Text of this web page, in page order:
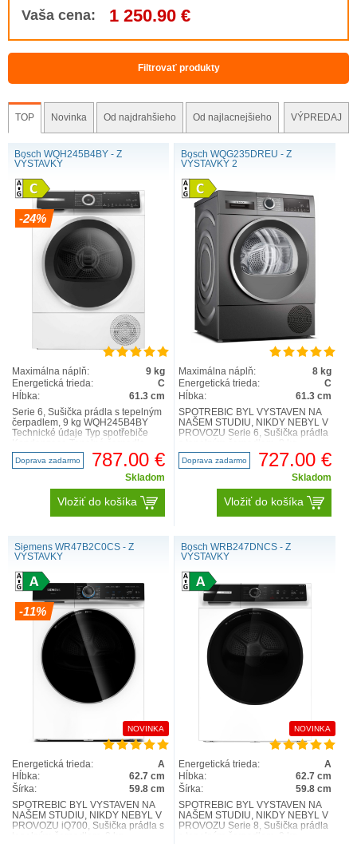
Vaša cena: 1 250.90 €
Filtrovať produkty
TOP Novinka Od najdrahšieho Od najlacnejšieho VÝPREDAJ
Bosch WQH245B4BY - Z
VÝSTAVKY
-24%
Maximálna náplň:
9 kg
Energetická trieda:
C
Hĺbka:
61.3 cm
Serie 6, Sušička prádla s tepelným
čerpadlem, 9 kg WQH245B4BY
Technické údaje Typ spotřebiče
Ano. Maximální kapa..
Doprava zadarmo 787.00 €
Skladom
Vložiť do košíka
Bosch WQG235DREU - Z
VÝSTAVKY 2
Maximálna náplň:
8 kg
Energetická trieda:
C
Hĺbka:
61.3 cm
SPOTŘEBIČ BYL VYSTAVEN NA
NAŠEM STUDIU, NIKDY NEBYL V
PROVOZU Serie 6, Sušička prádla
WQG235DREU Výkon a spotřeba ..
Doprava zadarmo 727.00 €
Skladom
Vložiť do košíka
Siemens WR47B2C0CS - Z
VÝSTAVKY
-11%
NOVINKA
Energetická trieda:
A
Hĺbka:
62.7 cm
Šírka:
59.8 cm
SPOTŘEBIČ BYL VYSTAVEN NA
NAŠEM STUDIU, NIKDY NEBYL V
PROVOZU iQ700, Sušička prádla s
Bosch WRB247DNCS - Z
VÝSTAVKY
NOVINKA
Energetická trieda:
A
Hĺbka:
62.7 cm
Šírka:
59.8 cm
SPOTŘEBIČ BYL VYSTAVEN NA
NAŠEM STUDIU, NIKDY NEBYL V
PROVOZU Serie 8, Sušička prádla